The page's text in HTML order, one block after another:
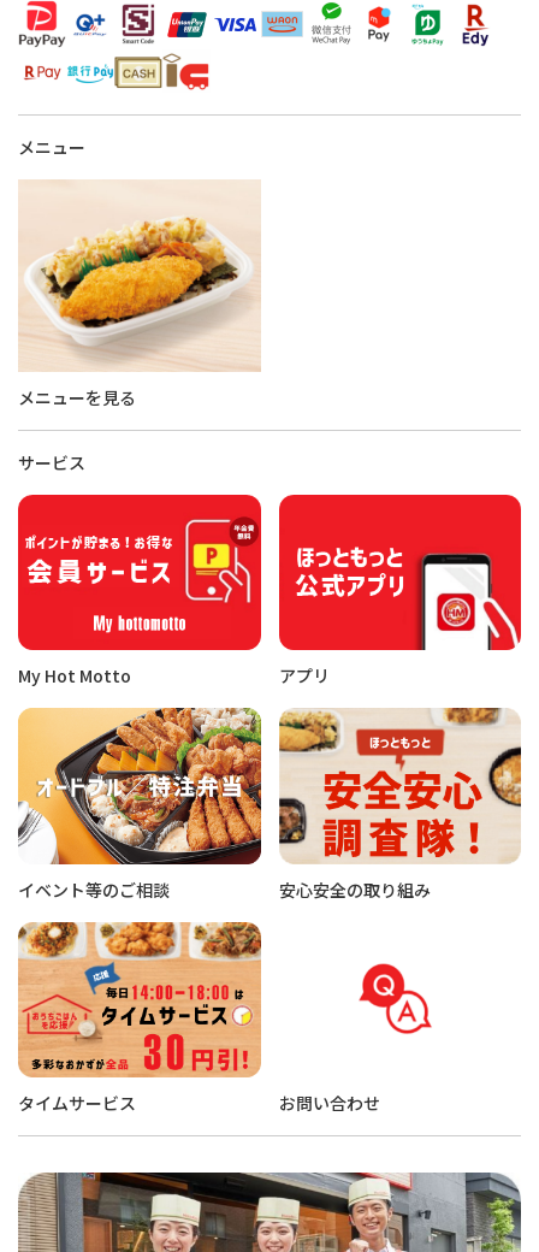
メニュー
メニューを見る
サービス
My Hot Motto アプリ
イベント等のご相談 安心安全の取り組み
タイムサービス お問い合わせ